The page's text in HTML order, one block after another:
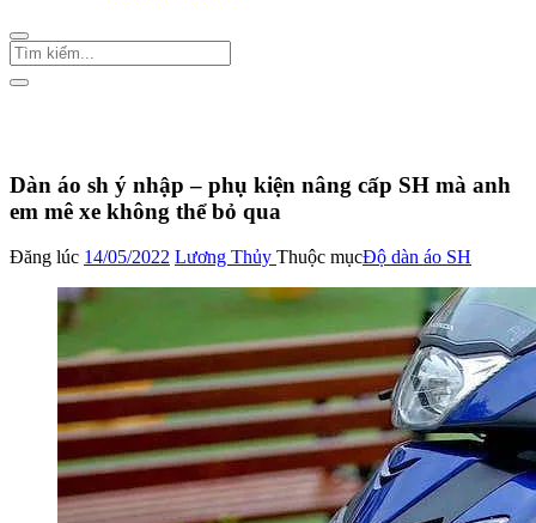
Dàn áo sh ý nhập – phụ kiện nâng cấp SH mà anh
em mê xe không thể bỏ qua
Đăng lúc 14/05/2022 Lương Thủy Thuộc mụcĐộ dàn áo SH